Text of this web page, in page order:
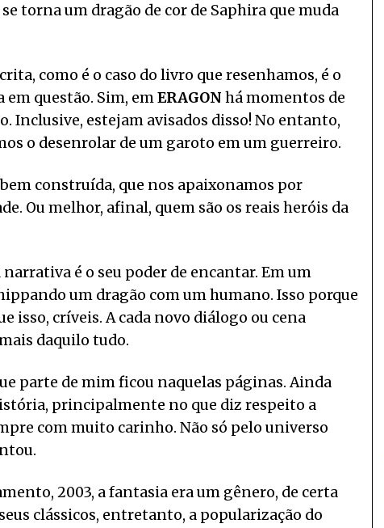
se torna um dragão de cor de Saphira que muda
como é o caso do livro que resenhamos, é o
questão. Sim, emERAGON há momentos de
Inclusive, estejam avisados disso! No entanto,
o desenrolar de um garoto em um guerreiro.
construída, que nos apaixonamos por
Ou melhor, afinal, quem são os reais heróis da
é o seu poder de encantar. Em um
um dragão com um humano. Isso porque
isso, críveis. A cada novo diálogo ou cena
daquilo tudo.
parte de mim ficou naquelas páginas. Ainda
principalmente no que diz respeito a
com muito carinho. Não só pelo universo
2003, a fantasia era um gênero, de certa
clássicos, entretanto, a popularização do